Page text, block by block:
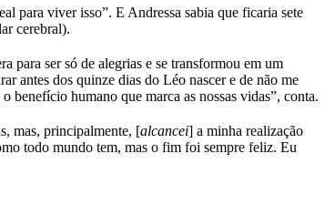
para viver isso”. E Andressa sabia que ficaria sete
cerebral).
para ser só de alegrias e se transformou em um
antes dos quinze dias do Léo nascer e de não me
benefício humano que marca as nossas vidas”, conta.
mas, principalmente, [alcancei] a minha realização
todo mundo tem, mas o fim foi sempre feliz. Eu